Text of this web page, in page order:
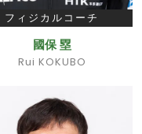
フィジカルコーチ
國保 塁
Rui KOKUBO